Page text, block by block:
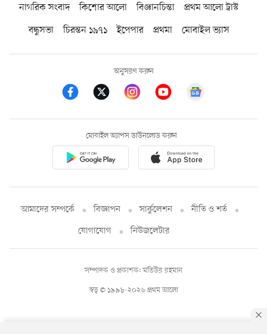
নাগরিক সংবাদ কিশোর আলো বিজ্ঞানচিন্তা
প্রথম আলো ট্রাস্ট
বন্ধুসভা
চিরন্তন ১৯৭১ ইপেপার প্রথমা মোবাইল ভ্যাস
অনুসরণ করুন
মোবাইল অ্যাপস ডাউনলোড করুন
আমাদের সম্পর্কে বিজ্ঞাপন সার্কুলেশন
নীতি ও শর্ত
যোগাযোগ
নিউজলেটার
স্বত্ব © ১৯৯৮-২০২৬ প্রথম আলো
সম্পাদক ও প্রকাশক: মতিউর রহমান